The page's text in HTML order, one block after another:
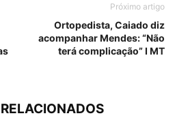
Próximo artigo
Ortopedista, Caiado diz
acompanhar Mendes: “Não
terá complicação” I MT